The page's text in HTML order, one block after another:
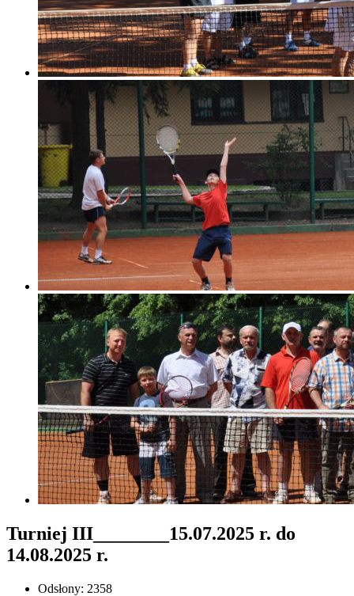
Turniej III________15.07.2025 r. do
14.08.2025 r.
Odsłony: 2358